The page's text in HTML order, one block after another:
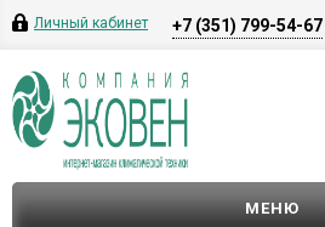
Личный кабинет +7 (351) 799-54-67
МЕНЮ